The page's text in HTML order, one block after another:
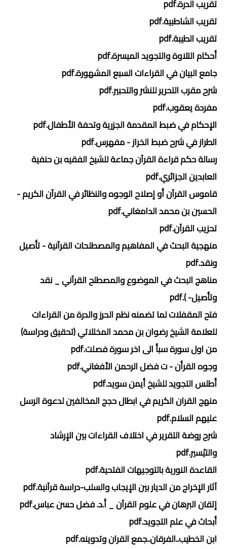
تقريب الدرة.pdf
تقريب الشاطبية.pdf
تقريب الطيبة.pdf
أحكام التلاوة والتجويد الميسرة.pdf
جامع البيان في القراءات السبع المشهورة.pdf
شرح مقرب التحرير للنشر والتحبير.pdf
مفردة يعقوب.pdf
الإحكام في ضبط المقدمة الجزرية وتحفة الأطفال.pdf
الطراز في شرح ضبط الخراز - مفهرس.pdf
رسالة حكم قراءة القرآن جماعة للشيخ الفقيه بن حنفية
العابدين الجزائري.pdf
قاموس القرآن أو إصلاح الوجوه والنظائر في القرآن الكريم -
الحسين بن محمد الدامغاني.pdf
تحزيب القرآن.pdf
منهجية البحث في المفاهيم والمصطلحات القرآنية - تأصيل
ونقد.pdf
مناهج البحث في الموضوع والمصطلح القرآني _ نقد
وتأصيل- ).pdf
فتح المقفلات لما تضمنه نظم الحرز والدرة من القراءات
للعلامة الشيخ رضوان بن محمد المخللاتي (تحقيق ودراسة)
من اول سورة سبأ الى اخر سورة فصلت.pdf
وجوه القرأن - ت فضل الرحمن الأفغاني.pdf
أطلس التجويد للشيخ أيمن سويد.pdf
منهج القران الكريم في ابطال حجج المخالفين لدعوة الرسل
عليهم السلام.pdf
شرح روضة التقرير في اختلاف القراءات بين الإرشاد
والتيْسير.pdf
القاعدة النورية بالتوجيهات الفتحية.pdf
آثار الإخراج من الديار بين الإيجاب والسلب-دراسة قرآنية.pdf
إتقان البرهان في علوم القرآن _ أ.د. فضل حسن عباس.pdf
أبحاث في علم التجويد.pdf
ابن الخطيب..الفرقان..جمع القران وتدوينه.pdf